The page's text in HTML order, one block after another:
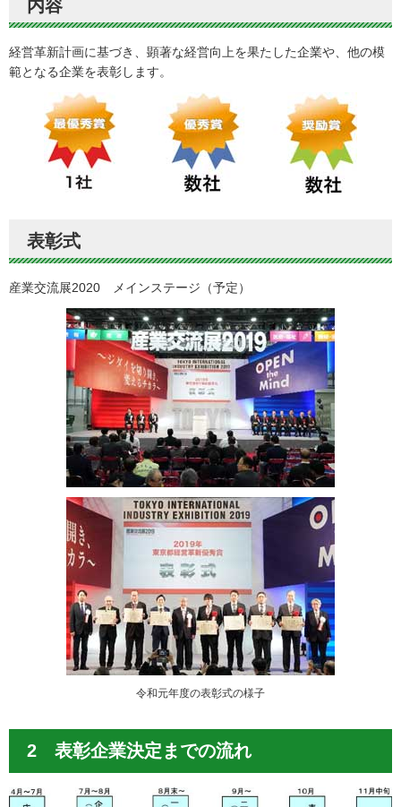
内容
経営革新計画に基づき、顕著な経営向上を果たした企業や、他の模
範となる企業を表彰します。
表彰式
産業交流展2020 メインステージ（予定）
令和元年度の表彰式の様子
2 表彰企業決定までの流れ